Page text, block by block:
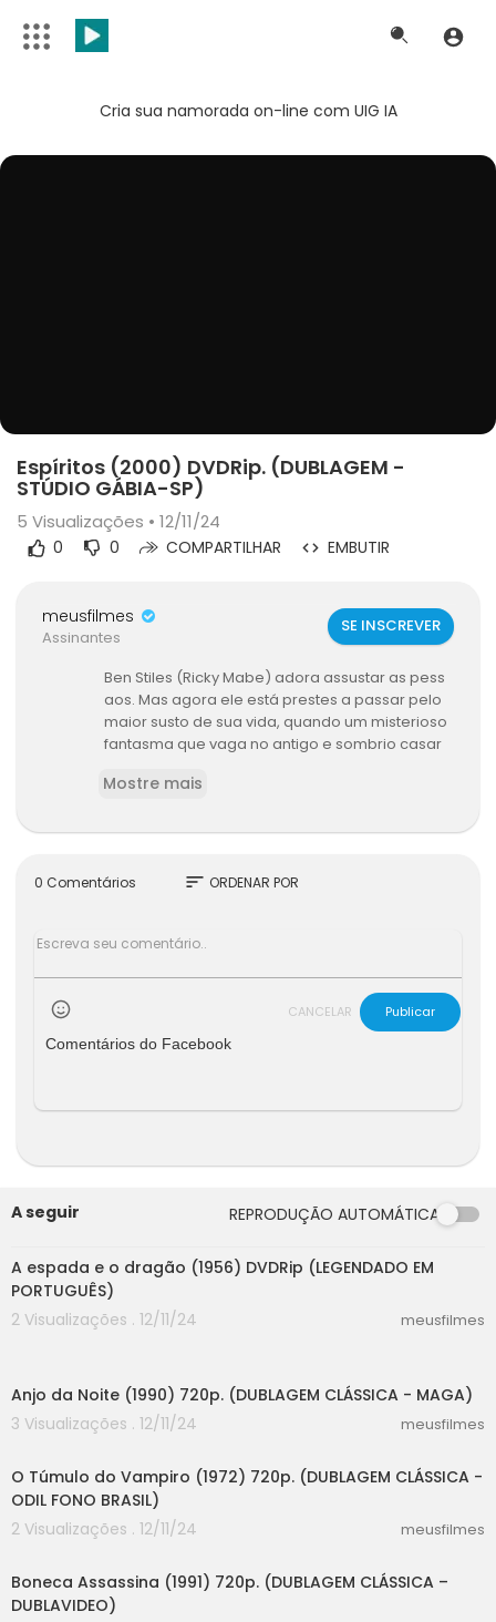
Cria sua namorada on-line com UIG IA
Espíritos (2000) DVDRip. (DUBLAGEM -
STÚDIO GÁBIA-SP)
5 Visualizações • 12/11/24
0 0 COMPARTILHAR EMBUTIR
meusfilmes
Assinantes
SE INSCREVER
Ben Stiles (Ricky Mabe) adora assustar as pess
aos. Mas agora ele está prestes a passar pelo
maior susto de sua vida, quando um misterioso
fantasma que vaga no antigo e sombrio casar
ua amiga Katherine (Elisha Cuthbert) arrastand
atural. Quem é ela? O que ela quer? Será que e
gora Ben terá que colocar sua vida - e sua sant
deixará você sem fôlego e de cabelos em pé!
Mostre mais
0 Comentários sort ORDENAR POR
CANCELAR
Publicar
Comentários do Facebook
A seguir REPRODUÇÃO AUTOMÁTICA
26:45
A espada e o dragão (1956) DVDRip (LEGENDADO EM
PORTUGUÊS)
2 Visualizações . 12/11/24
meusfilmes
Anjo da Noite (1990) 720p. (DUBLAGEM CLÁSSICA - MAGA)
3 Visualizações . 12/11/24
meusfilmes
O Túmulo do Vampiro (1972) 720p. (DUBLAGEM CLÁSSICA -
ODIL FONO BRASIL)
2 Visualizações . 12/11/24
meusfilmes
Boneca Assassina (1991) 720p. (DUBLAGEM CLÁSSICA –
DUBLAVIDEO)